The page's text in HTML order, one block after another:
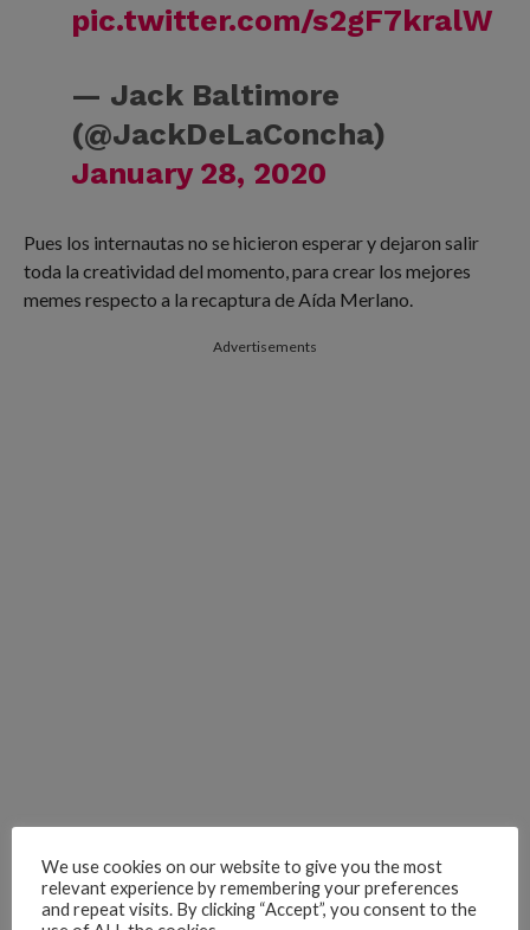
pic.twitter.com/s2gF7kralW
— Jack Baltimore
(@JackDeLaConcha)
January 28, 2020
Pues los internautas no se hicieron esperar y dejaron salir
toda la creatividad del momento, para crear los mejores
memes respecto a la recaptura de Aída Merlano.
Advertisements
We use cookies on our website to give you the most
relevant experience by remembering your preferences
and repeat visits. By clicking “Accept”, you consent to the